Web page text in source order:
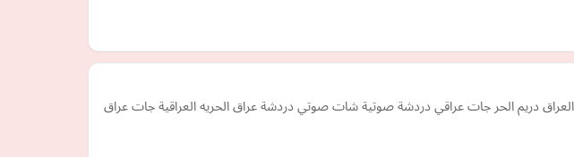
دريم الحر جات عراقي دردشة صوتية شات صوتي دردشة عراق الحريه العراقية جات عراق